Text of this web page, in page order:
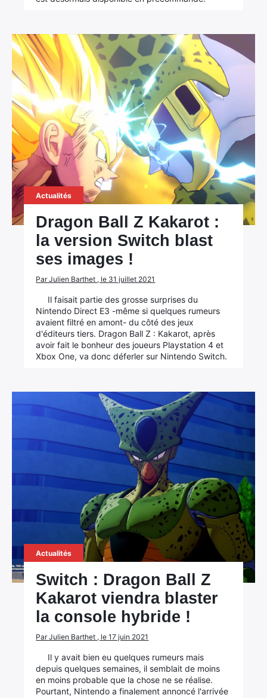
Actualités
Dragon Ball Z Kakarot :
la version Switch blast
ses images !
Par Julien Barthet , le 31 juillet 2021
Il faisait partie des grosse surprises du
Nintendo Direct E3 -même si quelques rumeurs
avaient filtré en amont- du côté des jeux
d'éditeurs tiers. Dragon Ball Z : Kakarot, après
avoir fait le bonheur des joueurs Playstation 4 et
Xbox One, va donc déferler sur Nintendo Switch.
Actualités
Switch : Dragon Ball Z
Kakarot viendra blaster
la console hybride !
Par Julien Barthet , le 17 juin 2021
Il y avait bien eu quelques rumeurs mais
depuis quelques semaines, il semblait de moins
en moins probable que la chose ne se réalise.
Pourtant, Nintendo a finalement annoncé l'arrivée